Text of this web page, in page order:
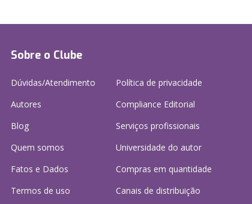
Sobre o Clube
Dúvidas/Atendimento
Autores
Blog
Quem somos
Fatos e Dados
Termos de uso
Política de privacidade
Compliance Editorial
Serviços profissionais
Universidade do autor
Compras em quantidade
Canais de distribuição